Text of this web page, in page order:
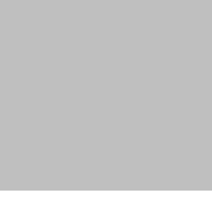
Åbo Akademin